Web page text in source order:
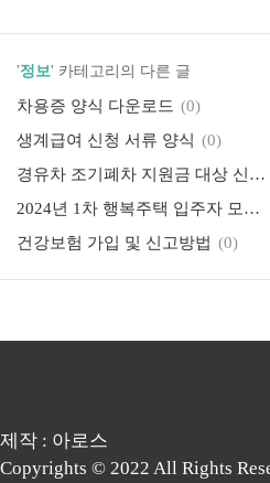
'정보' 카테고리의 다른 글
차용증 양식 다운로드 (0)
생계급여 신청 서류 양식 (0)
경유차 조기폐차 지원금 대상 신청방법 정리
2024년 1차 행복주택 입주자 모집공고 정리
건강보험 가입 및 신고방법 (0)
제작 : 아로스
Copyrights © 2022 All Rights